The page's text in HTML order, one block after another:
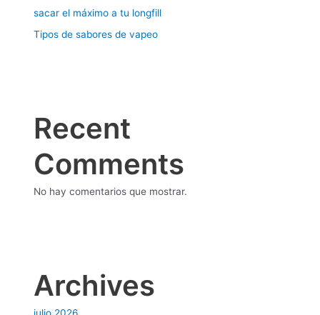
sacar el máximo a tu longfill
Tipos de sabores de vapeo
Recent
Comments
No hay comentarios que mostrar.
Archives